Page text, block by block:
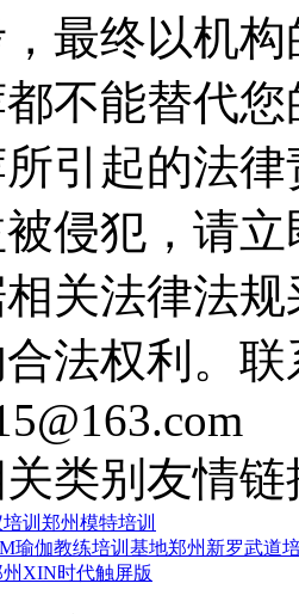
最终以机
不能替代
引起的法
侵犯，请
关法律法
法权利。
类别 友情链
训 郑州模特培训
瑜伽教练培训基地郑州新罗武道
州XIN时代触屏版